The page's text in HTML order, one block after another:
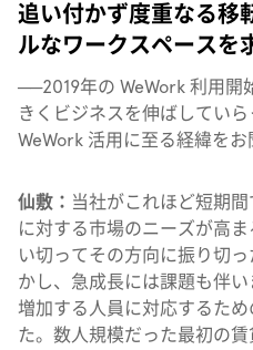
追い付かず度重なる移
ルなワークスペースを
──2019年の WeWork 利用
きくビジネスを伸ばしてい
WeWork 活用に至る経緯をお
仙敷： 当社がこれほど短期
に対する市場のニーズが高
い切ってその方向に振り切
かし、急成長には課題も伴い
増加する人員に対応するた
た。数人規模だった最初の